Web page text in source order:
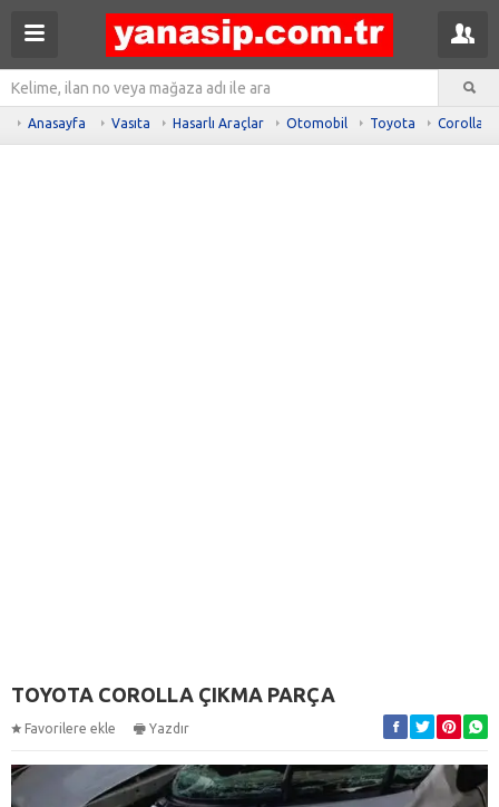
Anasayfa Vasıta Hasarlı Araçlar Otomobil Toyota Corolla
TOYOTA COROLLA ÇIKMA PARÇA
Favorilere ekle Yazdır